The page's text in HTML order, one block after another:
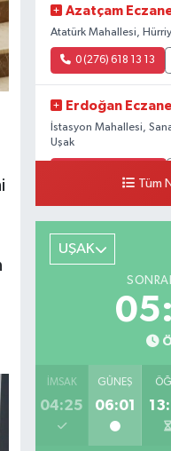
Azatçam
Atatürk Mahallesi,
0 (276) 618 13 13
Erdoğan
İstasyon Mahallesi,
Uşak
Hürriyet Caddesi, No:75
0 (276) 716 28 08
Hayat Eczanesi
Yeni Mahallesi, İnönü
0 (276) 517 13 47
Eymen Eczanesi
Cumhuriyet Mahallesi,
Tüm
UŞAK
İMSAK
04:25
GÜNEŞ
06:01